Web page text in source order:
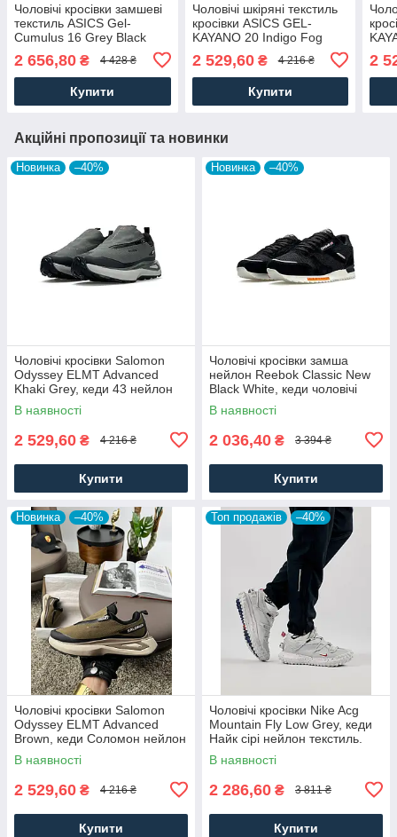
Чоловічі кросівки замшеві
текстиль ASICS Gel-
Cumulus 16 Grey Black
сітка сірі. Чоловіче взуття
2 656,80 ₴ 4 428 ₴
Купити
Чоловічі шкіряні текстиль
кросівки ASICS GEL-
KAYANO 20 Indigo Fog
сітка. Чоловіче взуття
2 529,60₴ 4 216 ₴
Купити
2
Акційні пропозиції та новинки
Новинка –40%
Чоловічі кросівки Salomon
Odyssey ELMT Advanced
Khaki Grey, кеди 43 нейлон
текстиль, Чоловіче взуття
В наявності
2 529,60 ₴ 4 216 ₴
Купити
Новинка –40%
Чоловічі кросівки замша
нейлон Reebok Classic New
Black White, кеди чоловічі
Рибок чорні. Чоловіче взуття
В наявності
2 036,40 ₴ 3 394 ₴
Купити
Новинка –40%
Чоловічі кросівки Salomon
Odyssey ELMT Advanced
Brown, кеди Соломон нейлон
текстиль коричневі, Чоловіче
взуття
В наявності
2 529,60 ₴ 4 216 ₴
Купити
Топ продажів –40%
Чоловічі кросівки Nike Acg
Mountain Fly Low Grey, кеди
Найк сірі нейлон текстиль.
Чоловіче взуття
В наявності
2 286,60 ₴ 3 811 ₴
Купити